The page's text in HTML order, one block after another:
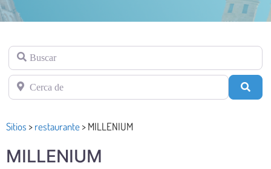
Buscar
Cerca de
Sitios >restaurante>MILLENIUM
MILLENIUM